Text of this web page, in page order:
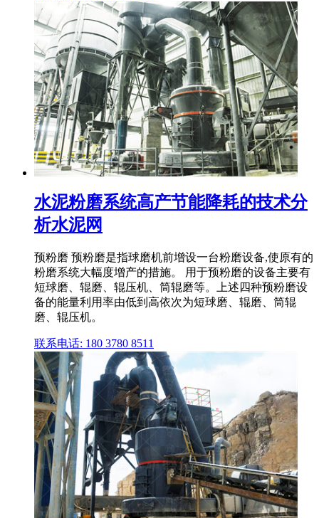
水泥粉磨系统高产节能降耗的技术分
析水泥网
预粉磨 预粉磨是指球磨机前增设一台粉磨设备,使原有的
粉磨系统大幅度增产的措施。 用于预粉磨的设备主要有
短球磨、辊磨、辊压机、筒辊磨等。上述四种预粉磨设
备的能量利用率由低到高依次为短球磨、辊磨、筒辊
磨、辊压机。
联系电话: 180 3780 8511